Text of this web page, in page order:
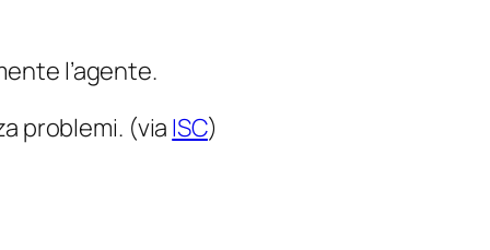
l’agente.
problemi. (via ISC)